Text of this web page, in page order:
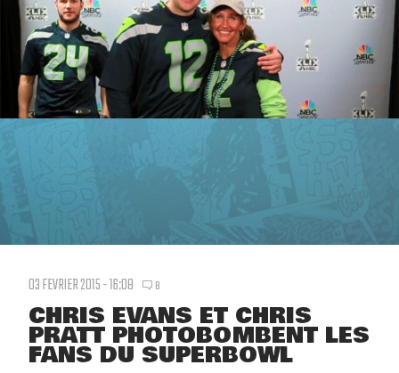
03 FEVRIER 2015 - 16:08 8
CHRIS EVANS ET CHRIS
PRATT PHOTOBOMBENT LES
FANS DU SUPERBOWL